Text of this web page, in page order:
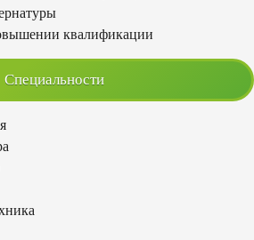
квалификации
Специальности